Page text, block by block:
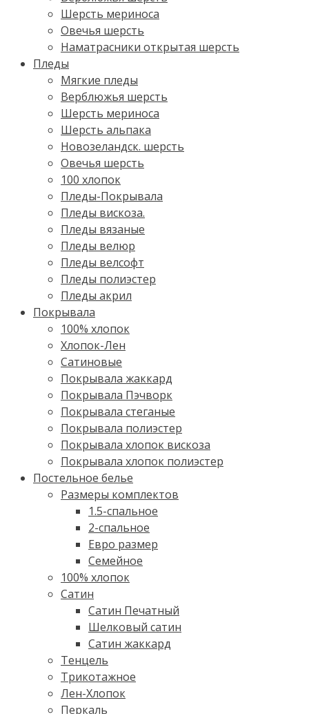
Шерсть мериноса
Овечья шерсть
Наматрасники открытая шерсть
Пледы
Мягкие пледы
Верблюжья шерсть
Шерсть мериноса
Шерсть альпака
Новозеландск. шерсть
Овечья шерсть
100 хлопок
Пледы-Покрывала
Пледы вискоза.
Пледы вязаные
Пледы велюр
Пледы велсофт
Пледы полиэстер
Пледы акрил
Покрывала
100% хлопок
Хлопок-Лен
Сатиновые
Покрывала жаккард
Покрывала Пэчворк
Покрывала стеганые
Покрывала полиэстер
Покрывала хлопок вискоза
Покрывала хлопок полиэстер
Постельное белье
Размеры комплектов
1.5-спальное
2-спальное
Евро размер
Семейное
100% хлопок
Cатин
Сатин Печатный
Шелковый сатин
Сатин жаккард
Тенцель
Трикотажное
Лен-Хлопок
Перкаль